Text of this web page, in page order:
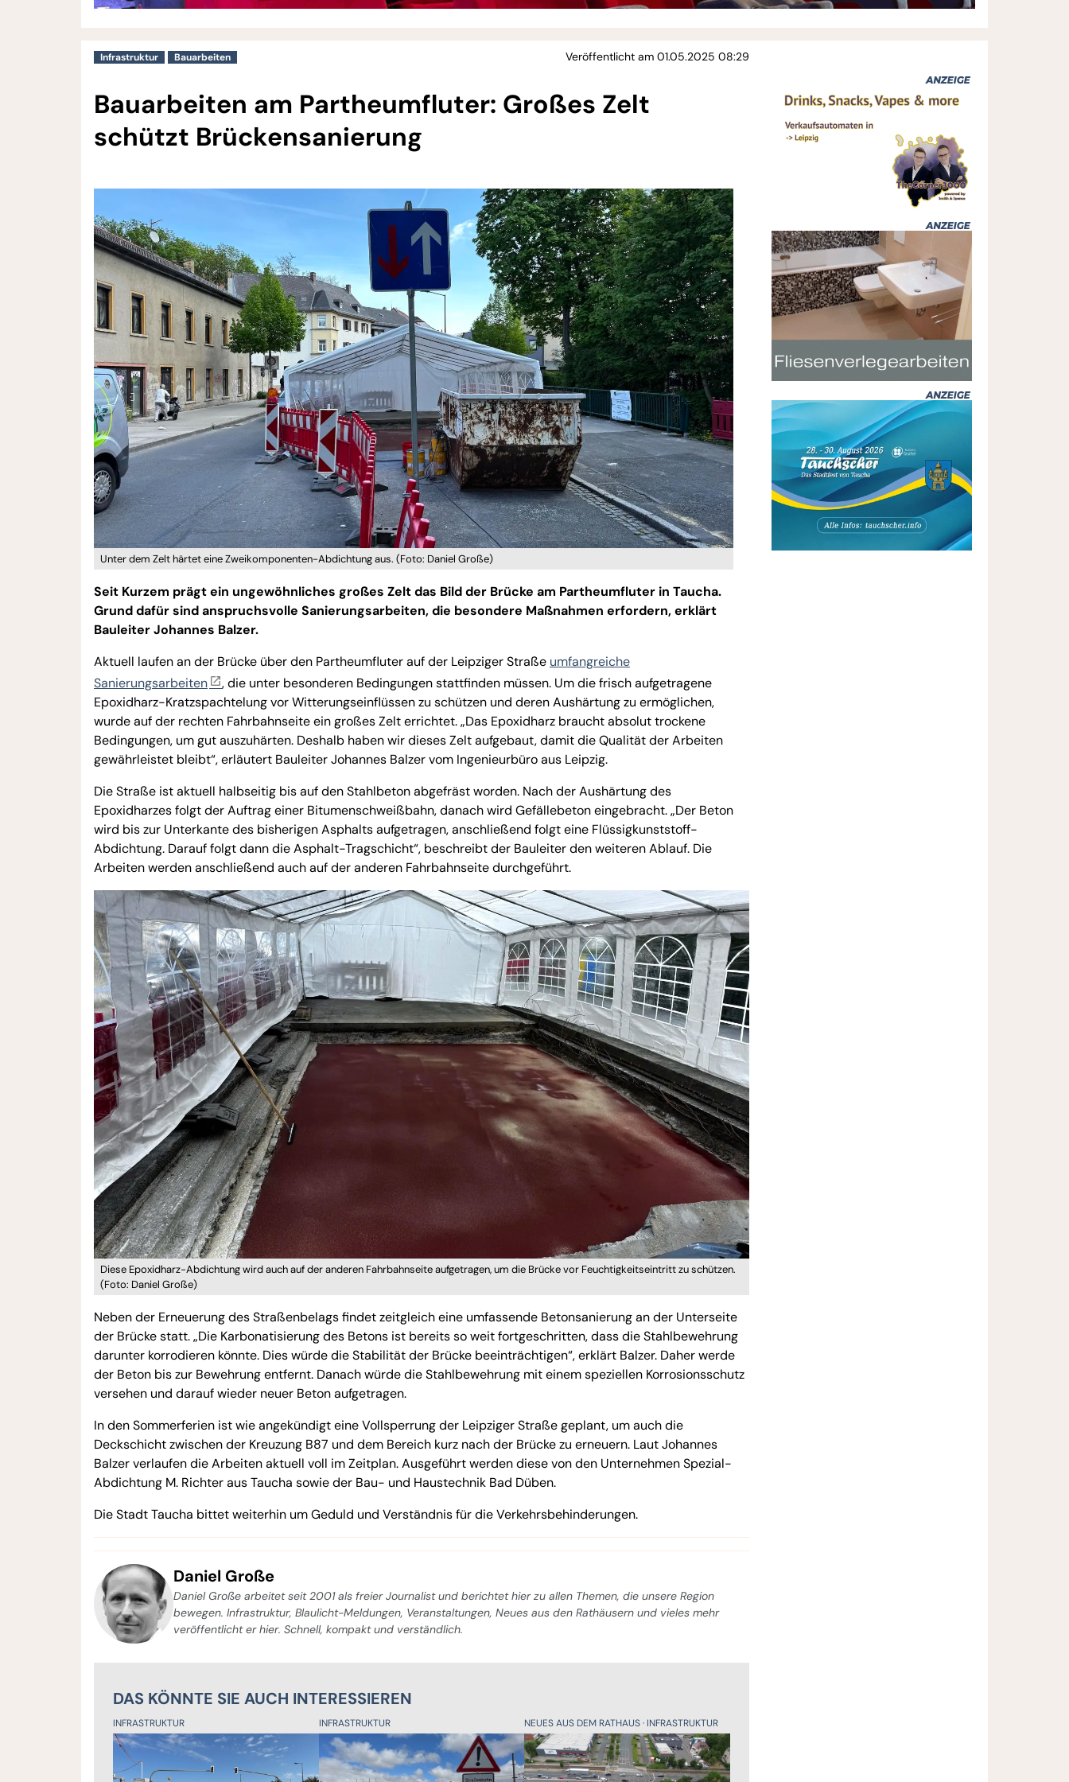
Infrastruktur Bauarbeiten Veröffentlicht am 01.05.2025 08:29
Bauarbeiten am Partheumfluter: Großes Zelt
schützt Brückensanierung
Unter dem Zelt härtet eine Zweikomponenten-Abdichtung aus. (Foto: Daniel Große)
Seit Kurzem prägt ein ungewöhnliches großes Zelt das Bild der Brücke am Partheumfluter in Taucha.
Grund dafür sind anspruchsvolle Sanierungsarbeiten, die besondere Maßnahmen erfordern, erklärt
Bauleiter Johannes Balzer.
Aktuell laufen an der Brücke über den Partheumfluter auf der Leipziger Straße umfangreiche
Sanierungsarbeiten
, die unter besonderen Bedingungen stattfinden müssen. Um die frisch aufgetragene
Epoxidharz-Kratzspachtelung vor Witterungseinflüssen zu schützen und deren Aushärtung zu ermöglichen,
wurde auf der rechten Fahrbahnseite ein großes Zelt errichtet. „Das Epoxidharz braucht absolut trockene
Bedingungen, um gut auszuhärten. Deshalb haben wir dieses Zelt aufgebaut, damit die Qualität der Arbeiten
gewährleistet bleibt“, erläutert Bauleiter Johannes Balzer vom Ingenieurbüro aus Leipzig.
Die Straße ist aktuell halbseitig bis auf den Stahlbeton abgefräst worden. Nach der Aushärtung des
Epoxidharzes folgt der Auftrag einer Bitumenschweißbahn, danach wird Gefällebeton eingebracht. „Der Beton
wird bis zur Unterkante des bisherigen Asphalts aufgetragen, anschließend folgt eine Flüssigkunststoff-
Abdichtung. Darauf folgt dann die Asphalt-Tragschicht“, beschreibt der Bauleiter den weiteren Ablauf. Die
Arbeiten werden anschließend auch auf der anderen Fahrbahnseite durchgeführt.
Diese Epoxidharz-Abdichtung wird auch auf der anderen Fahrbahnseite aufgetragen, um die Brücke vor Feuchtigkeitseintritt zu schützen.
(Foto: Daniel Große)
Neben der Erneuerung des Straßenbelags findet zeitgleich eine umfassende Betonsanierung an der Unterseite
der Brücke statt. „Die Karbonatisierung des Betons ist bereits so weit fortgeschritten, dass die Stahlbewehrung
darunter korrodieren könnte. Dies würde die Stabilität der Brücke beeinträchtigen“, erklärt Balzer. Daher werde
der Beton bis zur Bewehrung entfernt. Danach würde die Stahlbewehrung mit einem speziellen Korrosionsschutz
versehen und darauf wieder neuer Beton aufgetragen.
In den Sommerferien ist wie angekündigt eine Vollsperrung der Leipziger Straße geplant, um auch die
Deckschicht zwischen der Kreuzung B87 und dem Bereich kurz nach der Brücke zu erneuern. Laut Johannes
Balzer verlaufen die Arbeiten aktuell voll im Zeitplan. Ausgeführt werden diese von den Unternehmen Spezial-
Abdichtung M. Richter aus Taucha sowie der Bau- und Haustechnik Bad Düben.
Die Stadt Taucha bittet weiterhin um Geduld und Verständnis für die Verkehrsbehinderungen.
Daniel Große
Daniel Große arbeitet seit 2001 als freier Journalist und berichtet hier zu allen Themen, die unsere Region
bewegen. Infrastruktur, Blaulicht-Meldungen, Veranstaltungen, Neues aus den Rathäusern und vieles mehr
veröffentlicht er hier. Schnell, kompakt und verständlich.
DAS KÖNNTE SIE AUCH INTERESSIEREN
INFRASTRUKTUR INFRASTRUKTUR NEUES AUS DEM RATHAUS INFRASTRUKTUR